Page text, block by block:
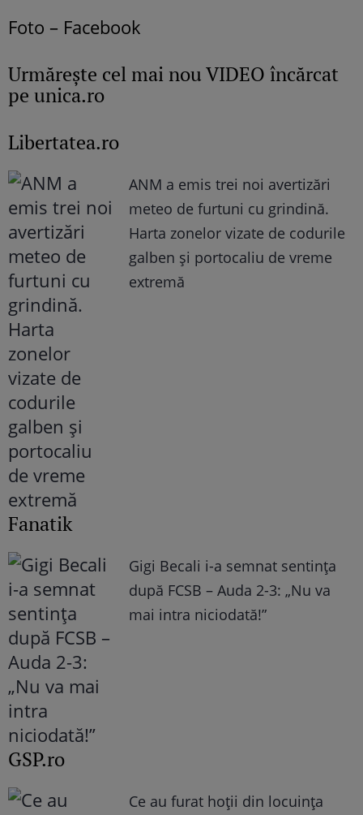
Foto – Facebook
Urmăreşte cel mai nou VIDEO încărcat
pe unica.ro
Libertatea.ro
ANM a emis trei noi avertizări
meteo de furtuni cu grindină.
Harta zonelor vizate de codurile
galben și portocaliu de vreme
extremă
Fanatik
Gigi Becali i-a semnat sentința
după FCSB – Auda 2-3: „Nu va
mai intra niciodată!”
GSP.ro
Ce au furat hoții din locuința